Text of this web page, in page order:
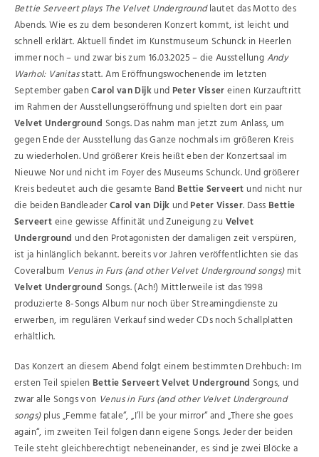
Bettie Serveert plays The Velvet Undergroundlautet das Motto des
Abends. Wie es zu dem besonderen Konzert kommt, ist leicht und
schnell erklärt. Aktuell findet im Kunstmuseum Schunck in Heerlen
immer noch – und zwar bis zum 16.03.2025 – die AusstellungAndy
Warhol: Vanitasstatt. Am Eröffnungswochenende im letzten
September gabenCarol van Dijkund Peter Vissereinen Kurzauftritt
im Rahmen der Ausstellungseröffnung und spielten dort ein paar
Velvet Underground Songs. Das nahm man jetzt zum Anlass, um
gegen Ende der Ausstellung das Ganze nochmals im größeren Kreis
zu wiederholen. Und größerer Kreis heißt eben der Konzertsaal im
Nieuwe Nor und nicht im Foyer des Museums Schunck. Und größerer
Kreis bedeutet auch die gesamte Band Bettie Serveert und nicht nur
die beiden BandleaderCarol van Dijk undPeter Visser. Dass Bettie
Serveerteine gewisse Affinität und Zuneigung zu Velvet
Underground und den Protagonisten der damaligen zeit verspüren,
ist ja hinlänglich bekannt. bereits vor Jahren veröffentlichten sie das
Coveralbum Venus in Furs (and other Velvet Underground songs)mit
Velvet Underground Songs. (Ach!) Mittlerweile ist das 1998
produzierte 8-Songs Album nur noch über Streamingdienste zu
erwerben, im regulären Verkauf sind weder CDs noch Schallplatten
erhältlich.
Das Konzert an diesem Abend folgt einem bestimmten Drehbuch: Im
ersten Teil spielen Bettie Serveert Velvet Underground Songs, und
zwar alle Songs von Venus in Furs (and other Velvet Underground
songs)plus „Femme fatale“, „I’ll be your mirror“ and „There she goes
again“, im zweiten Teil folgen dann eigene Songs. Jeder der beiden
Teile steht gleichberechtigt nebeneinander, es sind je zwei Blöcke a